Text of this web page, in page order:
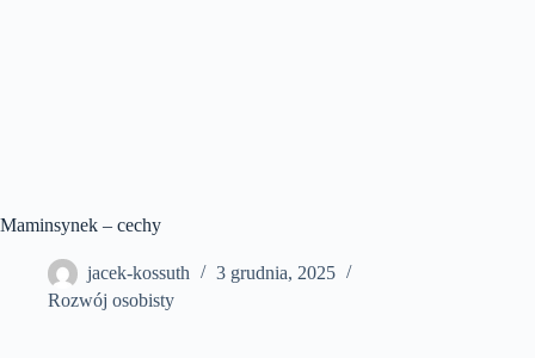
Maminsynek – cechy
jacek-kossuth
3 grudnia, 2025
Rozwój osobisty